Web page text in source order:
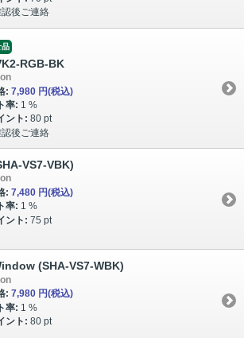
後ご連絡
品
RGB-BK
: 7,980 円(税込)
率: 1 %
ント: 80 pt
後ご連絡
VS7-VBK)
: 7,480 円(税込)
率: 1 %
ント: 75 pt
(SHA-VS7-WBK)
: 7,980 円(税込)
率: 1 %
ント: 80 pt